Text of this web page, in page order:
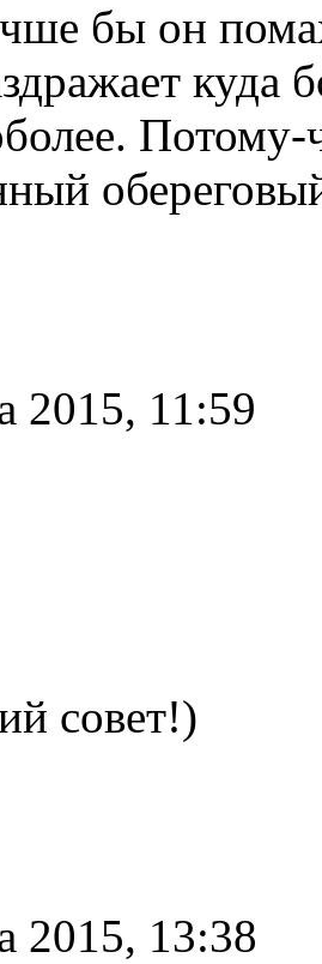
бы он
куда
Потому-
2015, 11:59
совет!)
2015, 13:38